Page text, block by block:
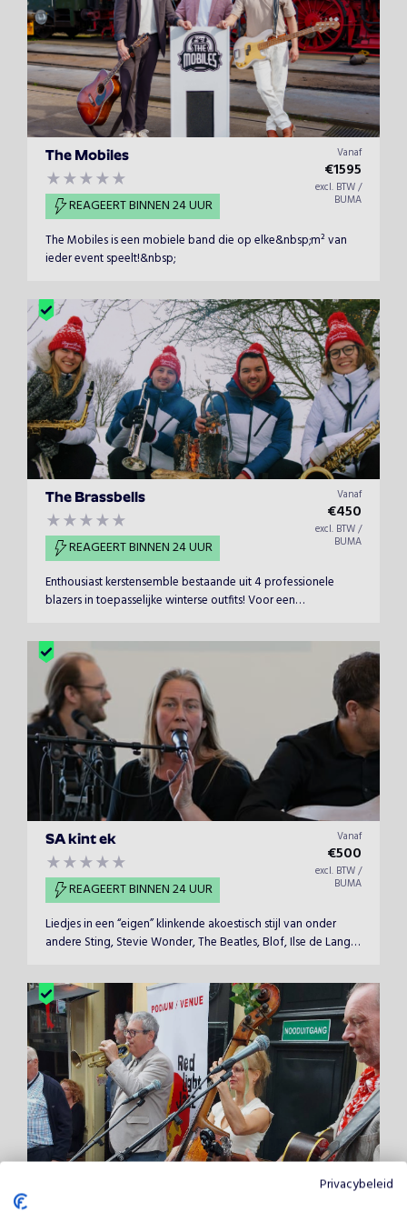
The Mobiles
REAGEERT BINNEN 24 UUR
Vanaf
€1595
excl. BTW /
BUMA
The Mobiles is een mobiele band die op elke&nbsp;m² van
ieder event speelt!&nbsp;
The Brassbells
REAGEERT BINNEN 24 UUR
Vanaf
€450
excl. BTW /
BUMA
Enthousiast kerstensemble bestaande uit 4 professionele
blazers in toepasselijke winterse outfits! Voor een
SA kint ek
REAGEERT BINNEN 24 UUR
Vanaf
€500
excl. BTW /
BUMA
Liedjes in een “eigen” klinkende akoestisch stijl van onder
andere Sting, Stevie Wonder, The Beatles, Blof, Ilse de Lange,
Vanaf
€1200
Privacybeleid